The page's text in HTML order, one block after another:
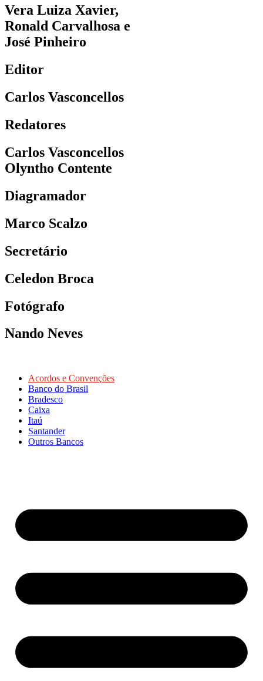
Vera Luiza Xavier,
Ronald Carvalhosa e
José Pinheiro
Editor
Carlos Vasconcellos
Redatores
Carlos Vasconcellos
Olyntho Contente
Diagramador
Marco Scalzo
Secretário
Celedon Broca
Fotógrafo
Nando Neves
Acordos e Convenções
Banco do Brasil
Bradesco
Caixa
Itaú
Santander
Outros Bancos